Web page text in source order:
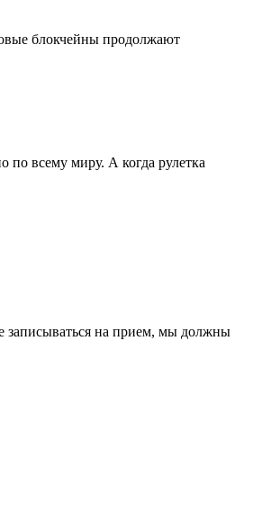
блокчейны продолжают
по всему миру. А когда рулетка
записываться на прием, мы должны